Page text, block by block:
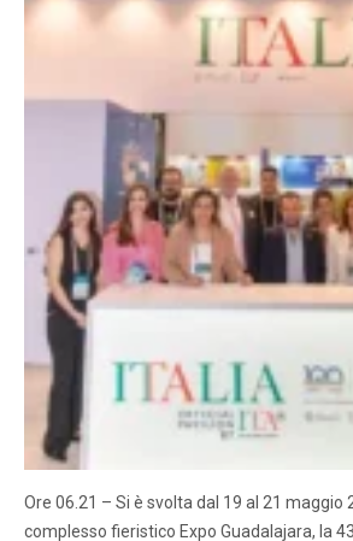
Ore 06.21 – Si è svolta dal 19 al 21 maggio
complesso fieristico Expo Guadalajara, la